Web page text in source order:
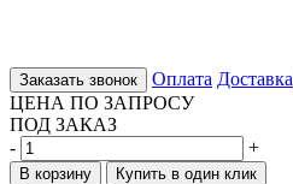
Заказать звонок Оплата Доставка
ЦЕНА ПО ЗАПРОСУ
ПОД ЗАКАЗ
-
+
В корзину Купить в один клик